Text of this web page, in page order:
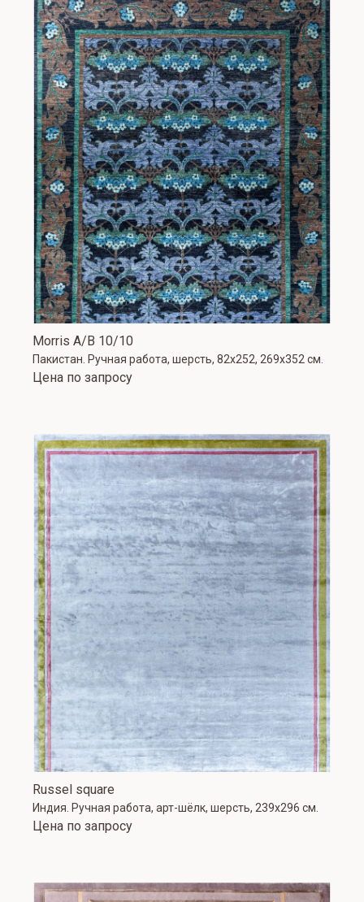
Morris A/B 10/10
Пакистан. Ручная работа, шерсть, 82x252, 269x352 см.
Цена по запросу
Russel square
Индия. Ручная работа, арт-шёлк, шерсть, 239x296 см.
Цена по запросу